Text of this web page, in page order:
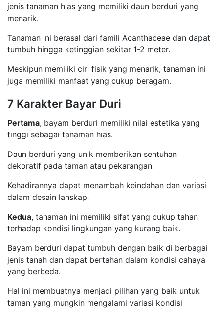
jenis tanaman hias yang memiliki daun berduri yang
menarik.
Tanaman ini berasal dari famili Acanthaceae dan dapat
tumbuh hingga ketinggian sekitar 1-2 meter.
Meskipun memiliki ciri fisik yang menarik, tanaman ini
juga memiliki manfaat yang cukup beragam.
7 Karakter Bayar Duri
Pertama, bayam berduri memiliki nilai estetika yang
tinggi sebagai tanaman hias.
Daun berduri yang unik memberikan sentuhan
dekoratif pada taman atau pekarangan.
Kehadirannya dapat menambah keindahan dan variasi
dalam desain lanskap.
Kedua, tanaman ini memiliki sifat yang cukup tahan
terhadap kondisi lingkungan yang kurang baik.
Bayam berduri dapat tumbuh dengan baik di berbagai
jenis tanah dan dapat bertahan dalam kondisi cahaya
yang berbeda.
Hal ini membuatnya menjadi pilihan yang baik untuk
taman yang mungkin mengalami variasi kondisi